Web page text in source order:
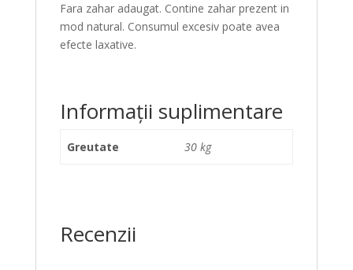
Fara zahar adaugat. Contine zahar prezent in
mod natural. Consumul excesiv poate avea
efecte laxative.
Informații suplimentare
Greutate 30 kg
Recenzii